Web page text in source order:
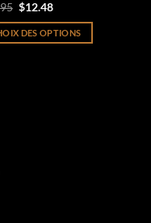
Le
initial
était :
$12.48Le
actuel
est :
DES OPTIONS